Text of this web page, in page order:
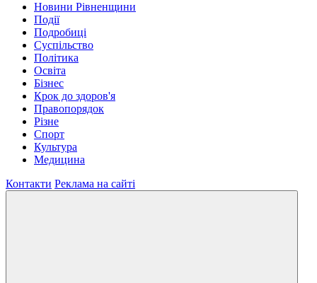
Новини Рівненщини
Події
Подробиці
Суспільство
Політика
Освіта
Бізнес
Крок до здоров'я
Правопорядок
Різне
Спорт
Культура
Медицина
Контакти Реклама на сайті